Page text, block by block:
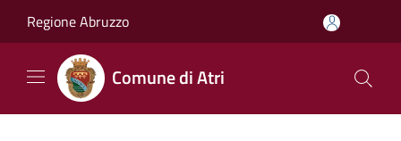
Regione Abruzzo
Comune di Atri